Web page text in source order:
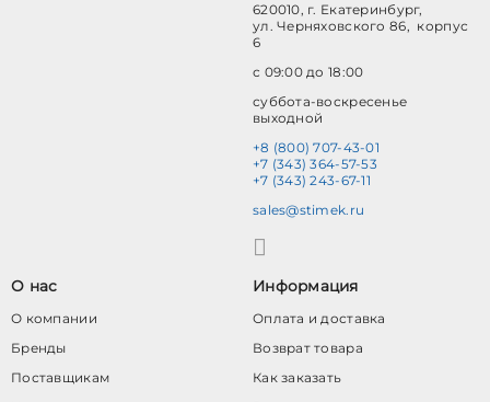
620010, г. Екатеринбург,
ул. Черняховского 86, корпус
6
с 09:00 до 18:00
суббота-воскресенье
выходной
+8 (800) 707-43-01
+7 (343) 364-57-53
+7 (343) 243-67-11
sales@stimek.ru
О нас
О компании
Бренды
Поставщикам
Информация
Оплата и доставка
Возврат товара
Как заказать